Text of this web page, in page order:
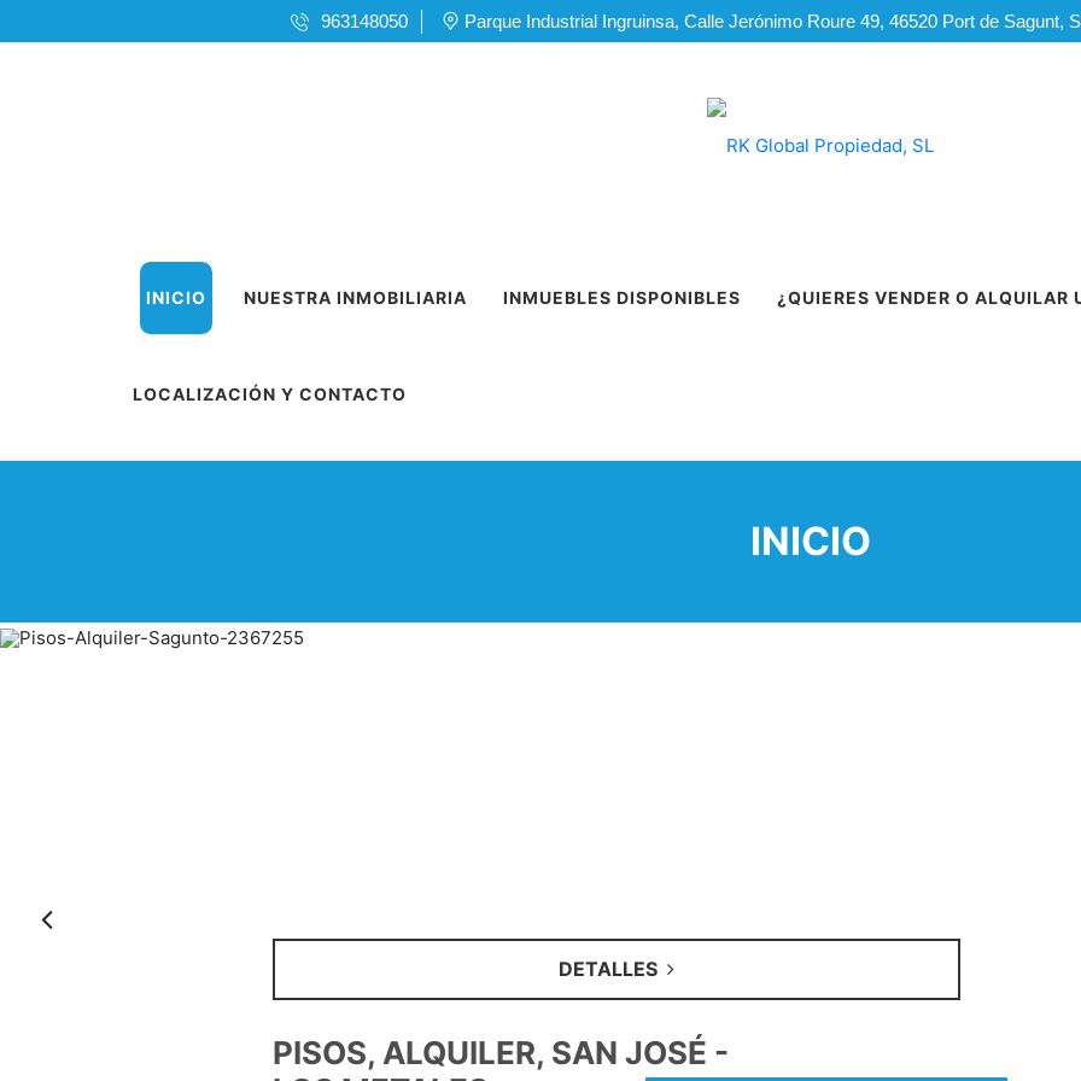
963148050 Parque Industrial Ingruinsa, Calle Jerónimo Roure 49, 46520 Port de Sagunt,
INICIO NUESTRA INMOBILIARIA INMUEBLES DISPONIBLES ¿QUIERES VENDER O ALQUILAR
LOCALIZACIÓN Y CONTACTO
INICIO
DETALLES
PISOS, ALQUILER, SAN JOSÉ -